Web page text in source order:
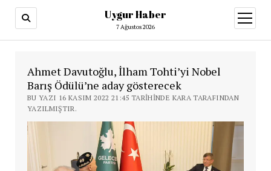
Uygur Haber
7 Ağustos 2026
aç
Ahmet Davutoğlu, İlham Tohti’yi Nobel
Barış Ödülü’ne aday gösterecek
BU YAZI 16 KASIM 2022 21:45 TARIHINDE KARA TARAFINDAN
YAZILMIŞTIR.